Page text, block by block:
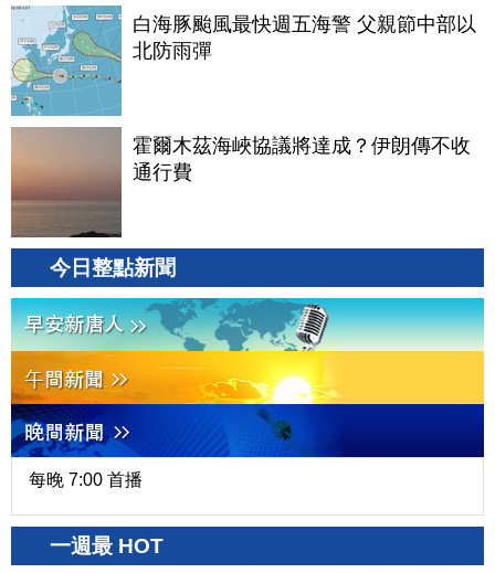
白海豚颱風最快週五海警 父親節中部以
北防雨彈
霍爾木茲海峽協議將達成？伊朗傳不收
通行費
今日整點新聞
每晚 7:00 首播
一週最 HOT